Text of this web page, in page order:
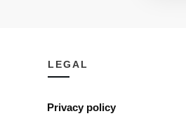
LEGAL
Privacy policy